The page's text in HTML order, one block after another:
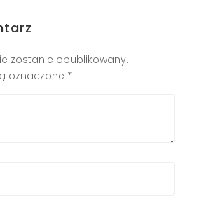
zostanie opublikowany.
oznaczone *